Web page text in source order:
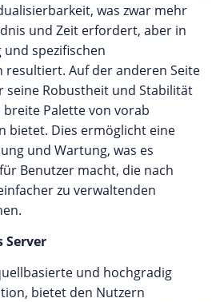
was zwar mehr
und Zeit erfordert, aber in
spezifischen
resultiert. Auf der anderen Seite
seine Robustheit und Stabilität
Palette von vorab
bietet. Dies ermöglicht eine
und Wartung, was es
Benutzer macht, die nach
zu verwaltenden
Server
und hochgradig
bietet den Nutzern